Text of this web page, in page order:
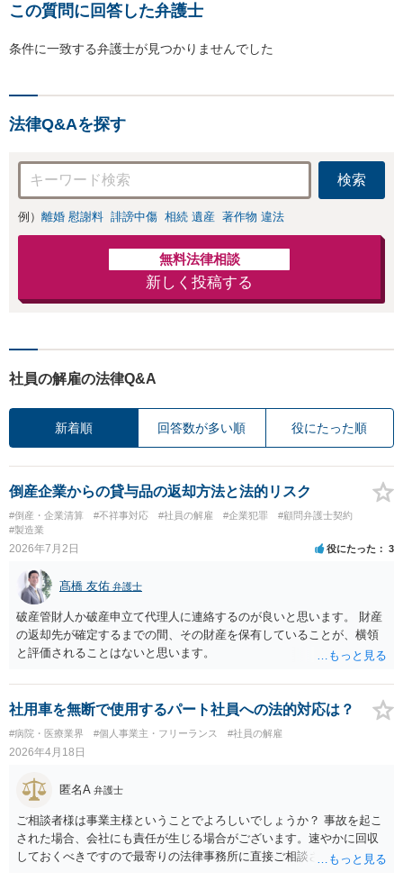
この質問に回答した弁護士
条件に一致する弁護士が見つかりませんでした
法律Q&Aを探す
検索
例） 離婚 慰謝料 誹謗中傷 相続 遺産 著作物 違法
無料法律相談
新しく投稿する
社員の解雇の法律Q&A
新着順 回答数が多い順 役にたった順
倒産企業からの貸与品の返却方法と法的リスク
#倒産・企業清算 #不祥事対応 #社員の解雇 #企業犯罪
#顧問弁護士契約
#製造業
2026年7月2日 役にたった 3
髙橋 友佑 弁護士
破産管財人か破産申立て代理人に連絡するのが良いと思います。 財産
の返却先が確定するまでの間、その財産を保有していることが、横領
と評価されることはないと思います。
社用車を無断で使用するパート社員への法的対応は？
#病院・医療業界 #個人事業主・フリーランス #社員の解雇
2026年4月18日
匿名A 弁護士
ご相談者様は事業主様ということでよろしいでしょうか？ 事故を起こ
された場合、会社にも責任が生じる場合がございます。速やかに回収
しておくべきですので最寄りの法律事務所に直接ご相談されてくださ